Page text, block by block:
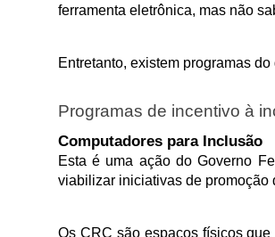
ferramenta eletrônica, mas não
Entretanto, existem programas
Programas de incentivo à
Computadores para Inclusão
Esta é uma ação do Governo
viabilizar iniciativas de promoção
Os CRC são espaços físicos